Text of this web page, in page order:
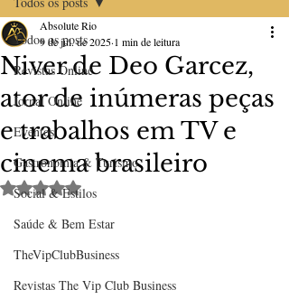
Todos os posts
Revistas Online
Jornal Online
Eventos
Gastronomia & Turismo
Social & Estilos
Saúde & Bem Estar
TheVipClubBusiness
Revistas The Vip Club Business
Niver de Deo Garcez,
ator de inúmeras peças
e trabalhos em TV e
cinema brasileiro
Absolute Rio
9 de jul. de 2025 1 min de leitura
Avaliado com NaN de 5 estrelas.